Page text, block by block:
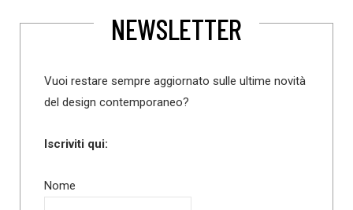
NEWSLETTER
Vuoi restare sempre aggiornato sulle ultime novità
del design contemporaneo?
Iscriviti qui:
Nome